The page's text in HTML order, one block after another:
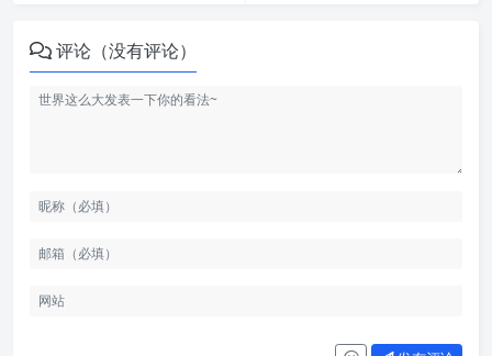
评论（没有评论）